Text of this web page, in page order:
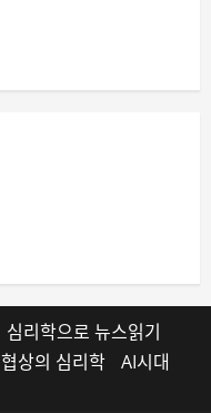
심리학으로 뉴스읽기
협상의 심리학 AI시대